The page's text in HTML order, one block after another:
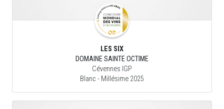
LES SIX
DOMAINE SAINTE OCTIME
Cévennes IGP
Blanc - Millésime 2025